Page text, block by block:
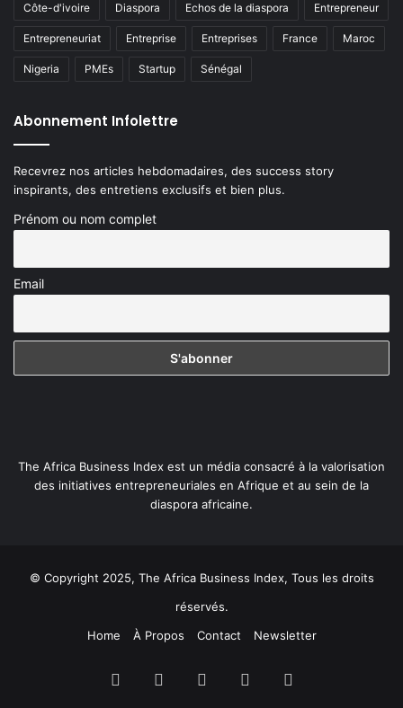
Côte-d'ivoire Diaspora Echos de la diaspora Entrepreneur
Entrepreneuriat Entreprise Entreprises France Maroc
Nigeria PMEs Startup Sénégal
Abonnement Infolettre
Recevrez nos articles hebdomadaires, des success story
inspirants, des entretiens exclusifs et bien plus.
Prénom ou nom complet
Email
The Africa Business Index est un média consacré à la valorisation
des initiatives entrepreneuriales en Afrique et au sein de la
diaspora africaine.
© Copyright 2025, The Africa Business Index, Tous les droits
réservés.
Home
À Propos Contact Newsletter
Facebook LinkedinYouTube